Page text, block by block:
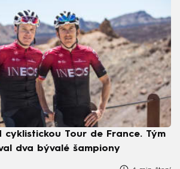
cyklistickou Tour de France. Tým
dva bývalé šampiony